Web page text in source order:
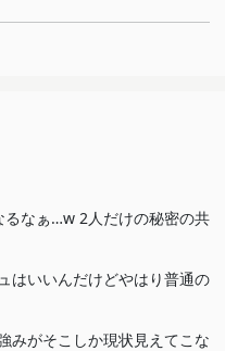
なぁ…w 2人だけの秘密の共
はいいんだけどやはり普通の
みがそこしか現状見えてこな